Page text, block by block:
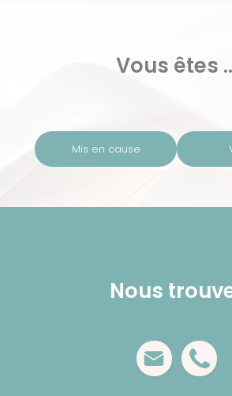
Vous êtes
Mis en cause
Nous